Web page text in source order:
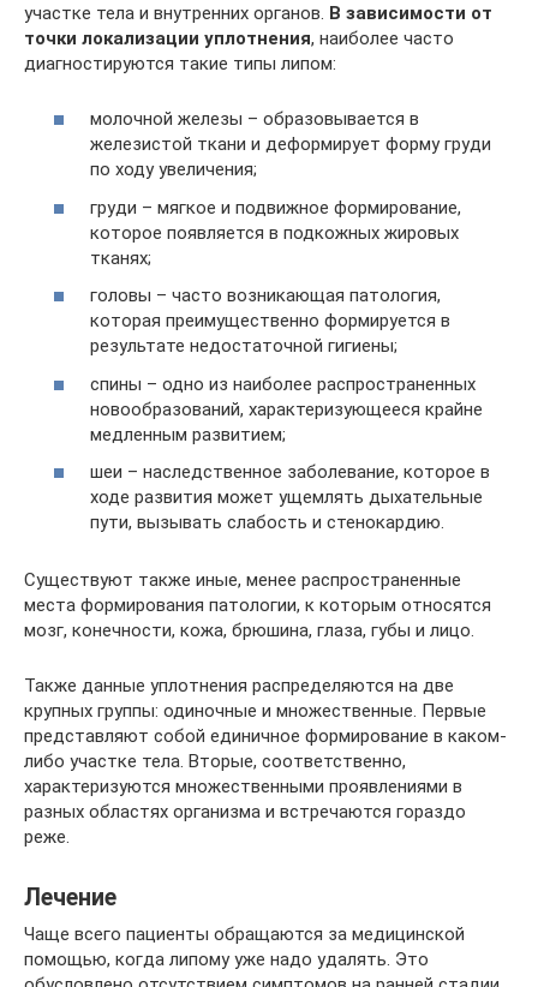
участке тела и внутренних органов. В зависимости от
точки локализации уплотнения, наиболее часто
диагностируются такие типы липом:
молочной железы – образовывается в
железистой ткани и деформирует форму груди
по ходу увеличения;
груди – мягкое и подвижное формирование,
которое появляется в подкожных жировых
тканях;
головы – часто возникающая патология,
которая преимущественно формируется в
результате недостаточной гигиены;
спины – одно из наиболее распространенных
новообразований, характеризующееся крайне
медленным развитием;
шеи – наследственное заболевание, которое в
ходе развития может ущемлять дыхательные
пути, вызывать слабость и стенокардию.
Существуют также иные, менее распространенные
места формирования патологии, к которым относятся
мозг, конечности, кожа, брюшина, глаза, губы и лицо.
Также данные уплотнения распределяются на две
крупных группы: одиночные и множественные. Первые
представляют собой единичное формирование в каком-
либо участке тела. Вторые, соответственно,
характеризуются множественными проявлениями в
разных областях организма и встречаются гораздо
реже.
Лечение
Чаще всего пациенты обращаются за медицинской
помощью, когда липому уже надо удалять. Это